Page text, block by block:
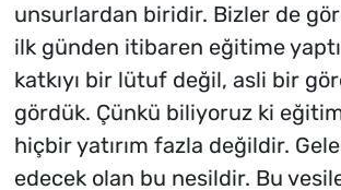
unsurlardan biridir. Bizler de
ilk günden itibaren eğitime
katkıyı bir lütuf değil, asli bir
gördük. Çünkü biliyoruz ki
hiçbir yatırım fazla değildir.
edecek olan bu nesildir. Bu